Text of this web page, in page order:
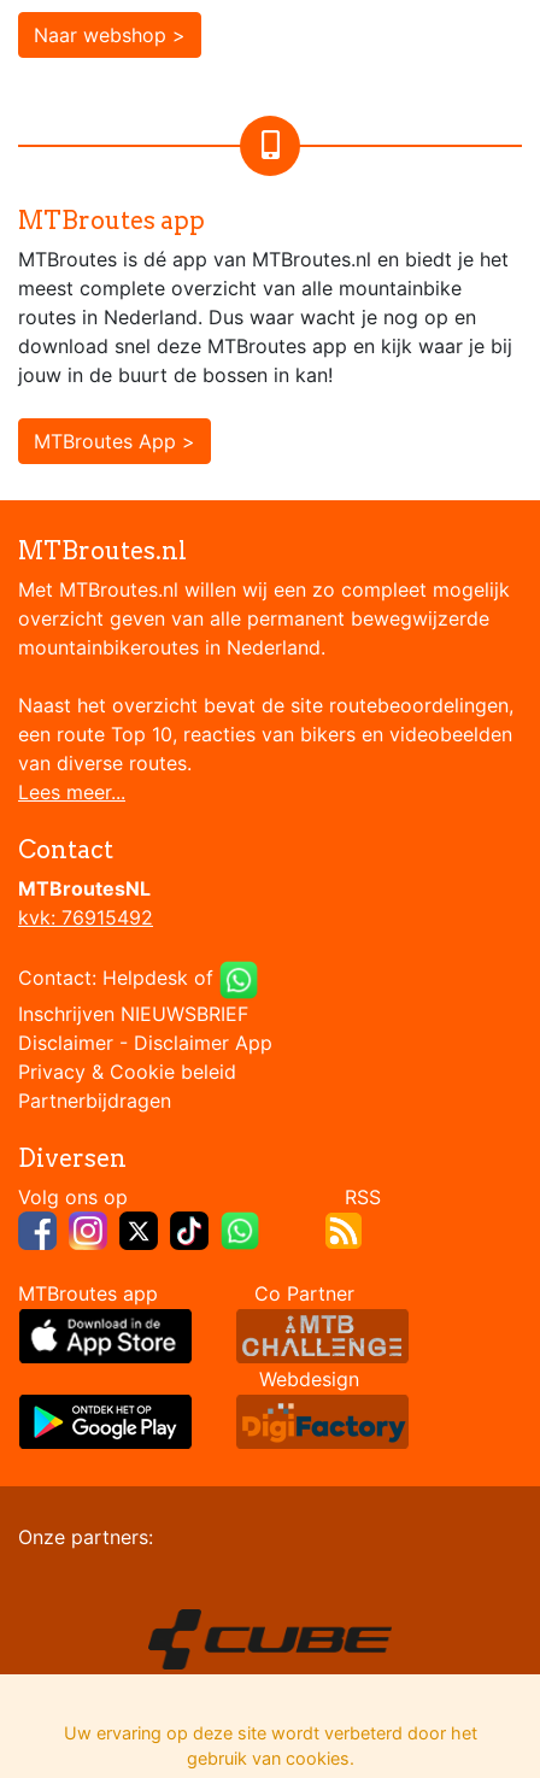
Naar webshop >
MTBroutes app
MTBroutes is dé app van MTBroutes.nl en biedt je het
meest complete overzicht van alle mountainbike
routes in Nederland. Dus waar wacht je nog op en
download snel deze MTBroutes app en kijk waar je bij
jouw in de buurt de bossen in kan!
MTBroutes App >
MTBroutes.nl
Met MTBroutes.nl willen wij een zo compleet mogelijk
overzicht geven van alle permanent bewegwijzerde
mountainbikeroutes in Nederland.
Naast het overzicht bevat de site routebeoordelingen,
een route Top 10, reacties van bikers en videobeelden
van diverse routes.
Lees meer...
Contact
MTBroutesNL
kvk: 76915492
Contact: Helpdesk of
Inschrijven NIEUWSBRIEF
Disclaimer - Disclaimer App
Privacy & Cookie beleid
Partnerbijdragen
Diversen
Volg ons op RSS
MTBroutes app Co Partner
Webdesign
Onze partners:
Uw ervaring op deze site wordt verbeterd door het
gebruik van cookies.